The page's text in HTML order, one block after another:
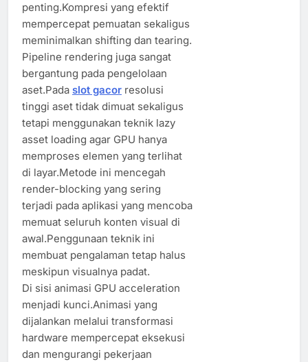
penting.Kompresi yang efektif
mempercepat pemuatan sekaligus
meminimalkan shifting dan tearing.
Pipeline rendering juga sangat
bergantung pada pengelolaan
aset.Pada slot gacor resolusi
tinggi aset tidak dimuat sekaligus
tetapi menggunakan teknik lazy
asset loading agar GPU hanya
memproses elemen yang terlihat
di layar.Metode ini mencegah
render-blocking yang sering
terjadi pada aplikasi yang mencoba
memuat seluruh konten visual di
awal.Penggunaan teknik ini
membuat pengalaman tetap halus
meskipun visualnya padat.
Di sisi animasi GPU acceleration
menjadi kunci.Animasi yang
dijalankan melalui transformasi
hardware mempercepat eksekusi
dan mengurangi pekerjaan